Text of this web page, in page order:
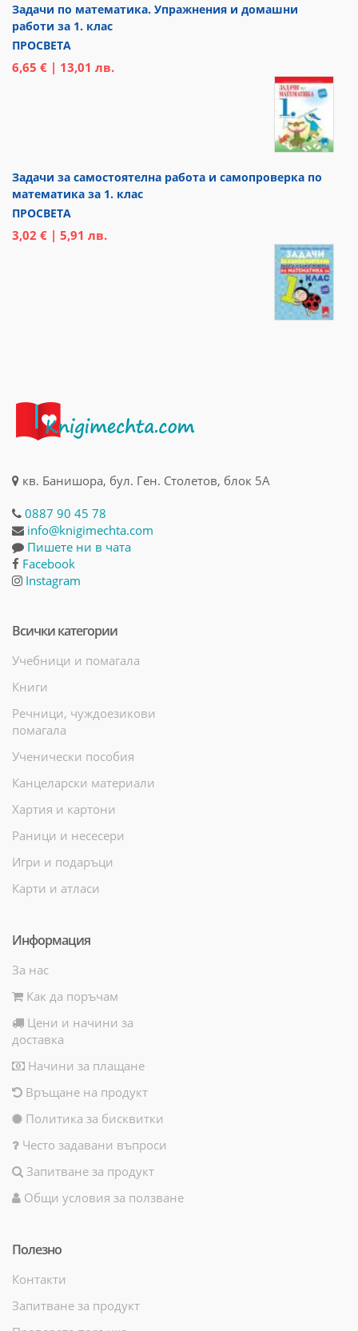
Задачи по математика. Упражнения и домашни
работи за 1. клас
ПРОСВЕТА
6,65 € | 13,01 лв.
Задачи за самостоятелна работа и самопроверка по
математика за 1. клас
ПРОСВЕТА
3,02 € | 5,91 лв.
кв. Банишора, бул. Ген. Столетов, блок 5А
0887 90 45 78
info@knigimechta.com
Пишете ни в чата
Facebook
Instagram
Всички категории
Учебници и помагала
Книги
Речници, чуждоезикови
помагала
Ученически пособия
Канцеларски материали
Хартия и картони
Раници и несесери
Игри и подаръци
Карти и атласи
Информация
За нас
Как да поръчам
Цени и начини за
доставка
Начини за плащане
Връщане на продукт
Политика за бисквитки
Често задавани въпроси
Запитване за продукт
Общи условия за ползване
Полезно
Контакти
Запитване за продукт